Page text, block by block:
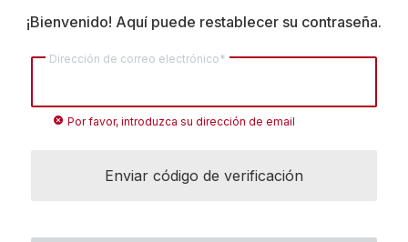
¡Bienvenido! Aquí puede restablecer su contraseña.
Dirección de correo electrónico*
cancel Por favor, introduzca su dirección de email
Enviar código de verificación